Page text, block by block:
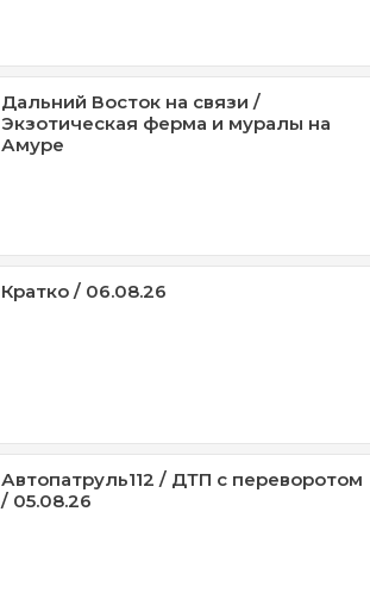
Дальний Восток на связи /
Экзотическая ферма и муралы на
Амуре
Кратко / 06.08.26
Автопатруль112 / ДТП с переворотом
/ 05.08.26